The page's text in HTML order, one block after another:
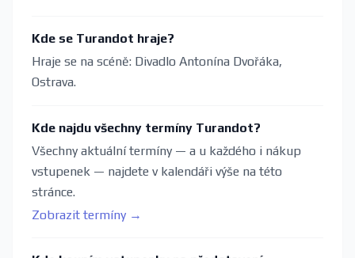
Kde se Turandot hraje?
Hraje se na scéně: Divadlo Antonína Dvořáka,
Ostrava.
Kde najdu všechny termíny Turandot?
Všechny aktuální termíny — a u každého i nákup
vstupenek — najdete v kalendáři výše na této
stránce.
Zobrazit termíny →